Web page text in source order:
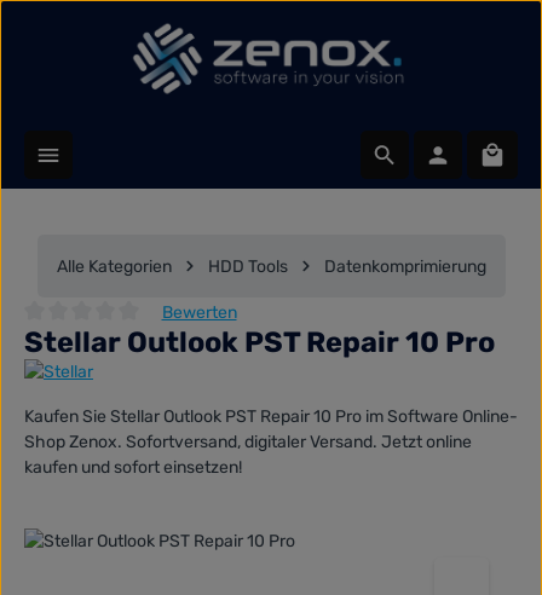
Zum Hauptinhalt springen
Alle Kategorien HDD Tools Datenkomprimierung
Durchschnittliche Bewertung von 0 von 5 Sternen
Bewerten
Stellar Outlook PST Repair 10 Pro
Kaufen Sie Stellar Outlook PST Repair 10 Pro im Software Online-
Shop Zenox. Sofortversand, digitaler Versand. Jetzt online
kaufen und sofort einsetzen!
Bildergalerie überspringen